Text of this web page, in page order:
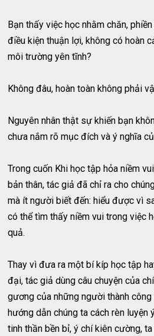
Bạn thấy việc học nhằm chăn,
điều kiện thuận lợi, không có hoàn
môi trường yên tĩnh?
Không đâu, hoàn toàn không phải
Nguyên nhân thật sự khiến bạn
chưa nắm rõ mục đích và ý nghĩa
Trong cuốn Khi học tập hỏa niềm
bản thân, tác giả đã chỉ ra cho
mà ít người biết đến: hiểu được vì
có thể tìm thấy niềm vui trong việc
quả.
Thay vì đưa ra một bí kíp học tập
đại, tác giả dùng câu chuyện của
gương của những người thành
hướng dẫn chúng ta cách rèn luyện
tinh thần bền bỉ, ý chí kiên cường,